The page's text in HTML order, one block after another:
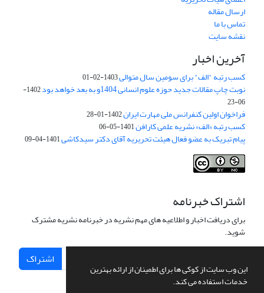
این وب سایت از کوکی ها برای اطمینان از ارائه بهترین
خدمات استفاده می کند.
ارسال مقاله
تماس با ما
نقشه سایت
آخرین اخبار
کسب رتبه "الف" برای سومین سال متوالی1403-02-01
نوبت چاپ مقالات جدید حوزه علوم انسانی 1404و به بعد خواهد بود
1402-
06-23
فراخوان اولین کنفرانس ملی مهارت ایران1402-01-28
کسب رتبه «الف» نشریه علمی کارافن1401-05-06
پیام تبریک به عضو فعال هیئت تحریریه آقای دکتر سیدکاشی1401-04-09
اشتراک خبرنامه
برای دریافت اخبار و اطلاعیه های مهم نشریه در خبرنامه نشریه مشترک
شوید.
اشتراک